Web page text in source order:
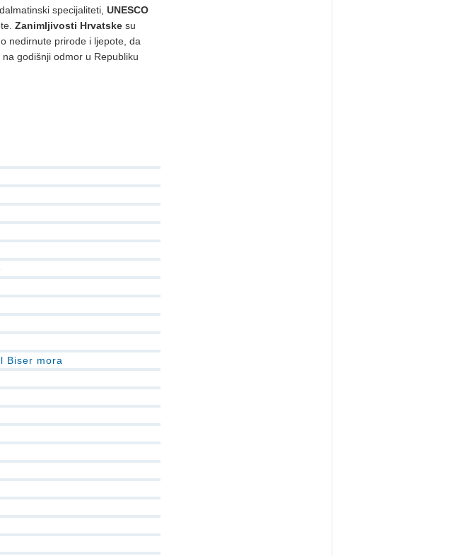
specijaliteti, UNESCO
Zanimljivosti Hrvatske su
nedirnute prirode i ljepote, da
godišnji odmor u Republiku
Biser mora